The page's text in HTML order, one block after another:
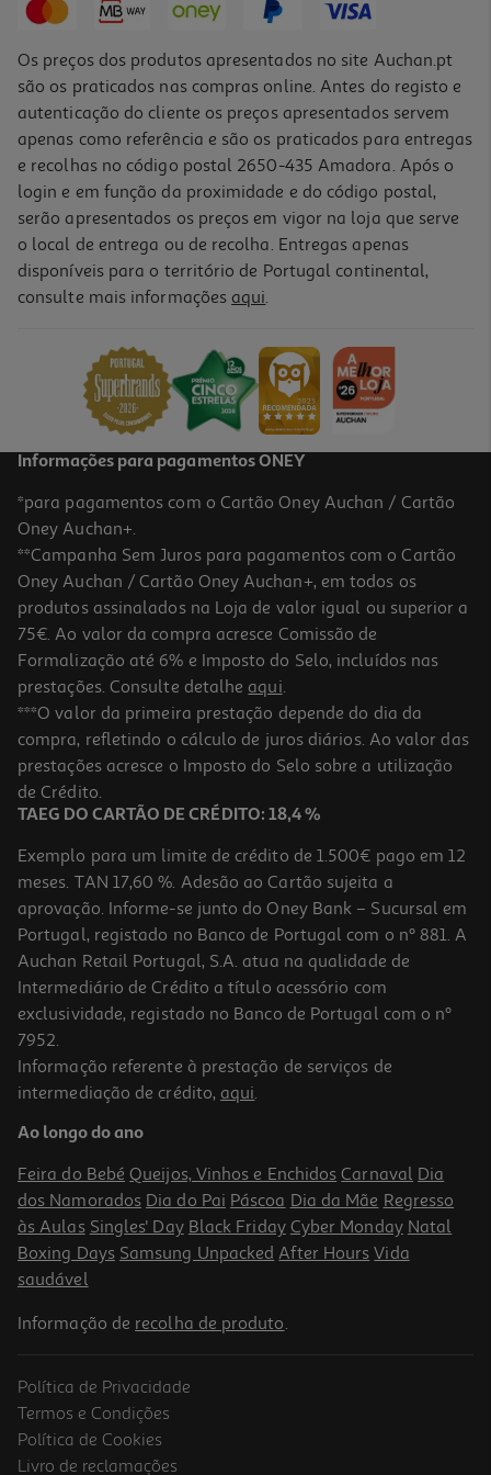
-27%
Fluido Uv-Age Vichy Pigment Claro Spf50+ 40ml
Price reduced from
20,59 €
-47%
4.8 (68)
Fluido Eucerin Hydroprotect Ultralightm 50ml
310.2 €/Lt
Price reduced from
29,39 €to
15,51 €
Promoção
-37%
Gel Heliocare 360 Water Bronze Spf50+ 50ml
310.6 €/Lt
15,53 €
Promoção
-37%
Os preços dos produtos apresentados no site Auchan.pt
são os praticados nas compras online. Antes do registo e
autenticação do cliente os preços apresentados servem
apenas como referência e são os praticados para entregas
e recolhas no código postal 2650-435 Amadora. Após o
login e em função da proximidade e do código postal,
serão apresentados os preços em vigor na loja que serve
o local de entrega ou de recolha. Entregas apenas
disponíveis para o território de Portugal continental,
consulte mais informações aqui.
Informações para pagamentos ONEY
*para pagamentos com o Cartão Oney Auchan / Cartão
Oney Auchan+.
**Campanha Sem Juros para pagamentos com o Cartão
Oney Auchan / Cartão Oney Auchan+, em todos os
produtos assinalados na Loja de valor igual ou superior a
75€. Ao valor da compra acresce Comissão de
Formalização até 6% e Imposto do Selo, incluídos nas
prestações. Consulte detalhe aqui.
***O valor da primeira prestação depende do dia da
compra, refletindo o cálculo de juros diários. Ao valor das
prestações acresce o Imposto do Selo sobre a utilização
de Crédito.
TAEG DO CARTÃO DE CRÉDITO: 18,4 %
Exemplo para um limite de crédito de 1.500€ pago em 12
meses. TAN 17,60 %. Adesão ao Cartão sujeita a
aprovação. Informe-se junto do Oney Bank – Sucursal em
Portugal, registado no Banco de Portugal com o nº 881. A
Auchan Retail Portugal, S.A. atua na qualidade de
Intermediário de Crédito a título acessório com
exclusividade, registado no Banco de Portugal com o nº
7952.
Informação referente à prestação de serviços de
intermediação de crédito, aqui.
Ao longo do ano
Feira do Bebé Queijos, Vinhos e Enchidos Carnaval Dia
dos Namorados Dia do Pai Páscoa Dia da Mãe Regresso
às Aulas Singles' Day Black Friday Cyber Monday Natal
Boxing Days Samsung Unpacked After Hours Vida
saudável
Informação de recolha de produto.
Política de Privacidade
Termos e Condições
Política de Cookies
Livro de reclamações